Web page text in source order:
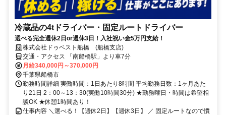
冷蔵品の4tドライバー・固定ルートドライバー
選べる完全週休2日or週休3日！入社祝い金5万円支給！
株式会社ドゥベスト船橋 (船橋支店)
交通・アクセス 「南船橋駅」より車7分
月給340,000円～370,000円
千葉県船橋市
勤務時間詳細 実働時間：1日あたり8時間 平均勤務日数：1ヶ月あた
り21日 2：00～13：30(実働10時間30分) ★勤務曜日・時間は希望相
談OK ★休憩1時間あり！
仕事内容 ＼選べる！【週休2日】【週休3日】 ／ 固定ルートなので慣